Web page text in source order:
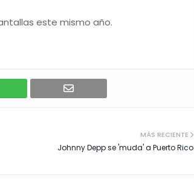
este mismo año.
MÁS RECIENTE
Johnny Depp se 'muda' a Puerto Rico